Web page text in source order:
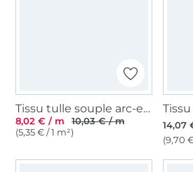
Tissu tulle souple arc-en-ciel Rainbow Stripes, multicolore
8,02 € / m
10,03 € / m
(5,35 € / 1 m²)
14,07
(9,70